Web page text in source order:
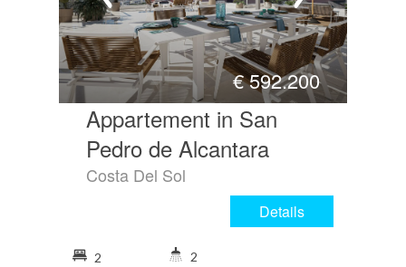
€592.200
Appartement in San
Pedro de Alcantara
Costa Del Sol
Details
2 2